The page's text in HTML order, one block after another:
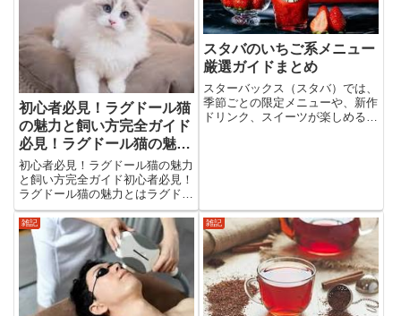
初心者必見！ラグドール猫
の魅力と飼い方完全ガイド
必見！ラグドール猫の魅力
と飼い方完全ガイド
初心者必見！ラグドール猫の魅力
と飼い方完全ガイド初心者必見！
ラグドール猫の魅力とはラグドー
ルの性格と飼いやすさラグドール
は、その名前が示す通り「ぬいぐ
るみ」のように柔らかく抱き心地
の良い猫種です。最大の魅力は温
厚で社交的な性格で、初めて猫
を...
スタバのいちご系メニュー
厳選ガイドまとめ
スターバックス（スタバ）では、
季節ごとの限定メニューや、新作
ドリンク、スイーツが楽しめるの
雑記 雑記